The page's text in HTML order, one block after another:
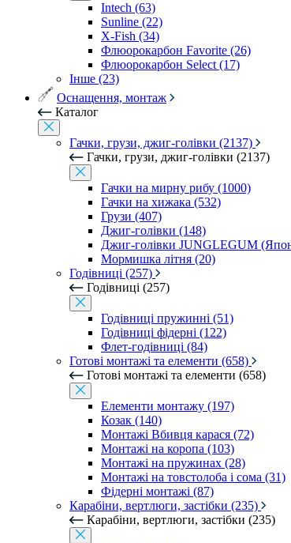
Intech (63)
Sunline (22)
X-Fish (34)
Флюорокарбон Favorite (26)
Флюорокарбон Select (17)
Інше (23)
Оснащення, монтаж
Каталог
Гачки, грузи, джиг-голівки (2137)
Гачки, грузи, джиг-голівки (2137)
Гачки на мирну рибу (1000)
Гачки на хижака (532)
Грузи (407)
Джиг-голівки (148)
Джиг-голівки JUNGLEGUM
Мормишка літня (20)
Годівниці (257)
Годівниці (257)
Годівниці пружинні (51)
Годівниці фідерні (122)
Флет-годівниці (84)
Готові монтажі та елементи (658)
Готові монтажі та елементи (658)
Елементи монтажу (197)
Козак (140)
Монтажі Вбивця карася (72)
Монтажі на коропа (103)
Монтажі на пружинах (28)
Монтажі на товстолоба і сома (31)
Фідерні монтажі (87)
Карабіни, вертлюги, застібки (235)
Карабіни, вертлюги, застібки (235)